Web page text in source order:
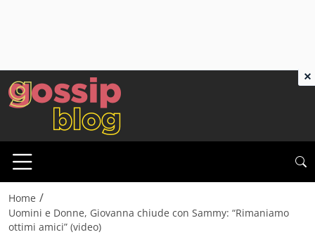
Home /
Uomini e Donne, Giovanna chiude con Sammy: “Rimaniamo
ottimi amici” (video)
×